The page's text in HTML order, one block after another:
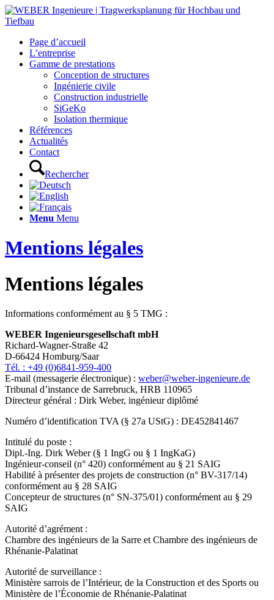
Page d’accueil
L’entreprise
Gamme de prestations
Conception de structures
Ingénierie civile
Construction industrielle
SiGeKo
Isolation thermique
Références
Actualités
Contact
Rechercher
Menu Menu
Mentions légales
Mentions légales
Informations conformément au § 5 TMG :
WEBER Ingenieursgesellschaft mbH
Richard-Wagner-Straße 42
D-66424 Homburg/Saar
Tél. : +49 (0)6841-959-400
E-mail (messagerie électronique) : weber@weber-ingenieure.de
Tribunal d’instance de Sarrebruck, HRB 110965
Directeur général : Dirk Weber, ingénieur diplômé
Numéro d’identification TVA (§ 27a UStG) : DE452841467
Intitulé du poste :
Dipl.-Ing. Dirk Weber (§ 1 IngG ou § 1 IngKaG)
Ingénieur-conseil (n° 420) conformément au § 21 SAIG
Habilité à présenter des projets de construction (n° BV-317/14)
conformément au § 28 SAIG
Concepteur de structures (n° SN-375/01) conformément au § 29
SAIG
Autorité d’agrément :
Chambre des ingénieurs de la Sarre et Chambre des ingénieurs de
Rhénanie-Palatinat
Autorité de surveillance :
Ministère sarrois de l’Intérieur, de la Construction et des Sports ou
Ministère de l’Économie de Rhénanie-Palatinat